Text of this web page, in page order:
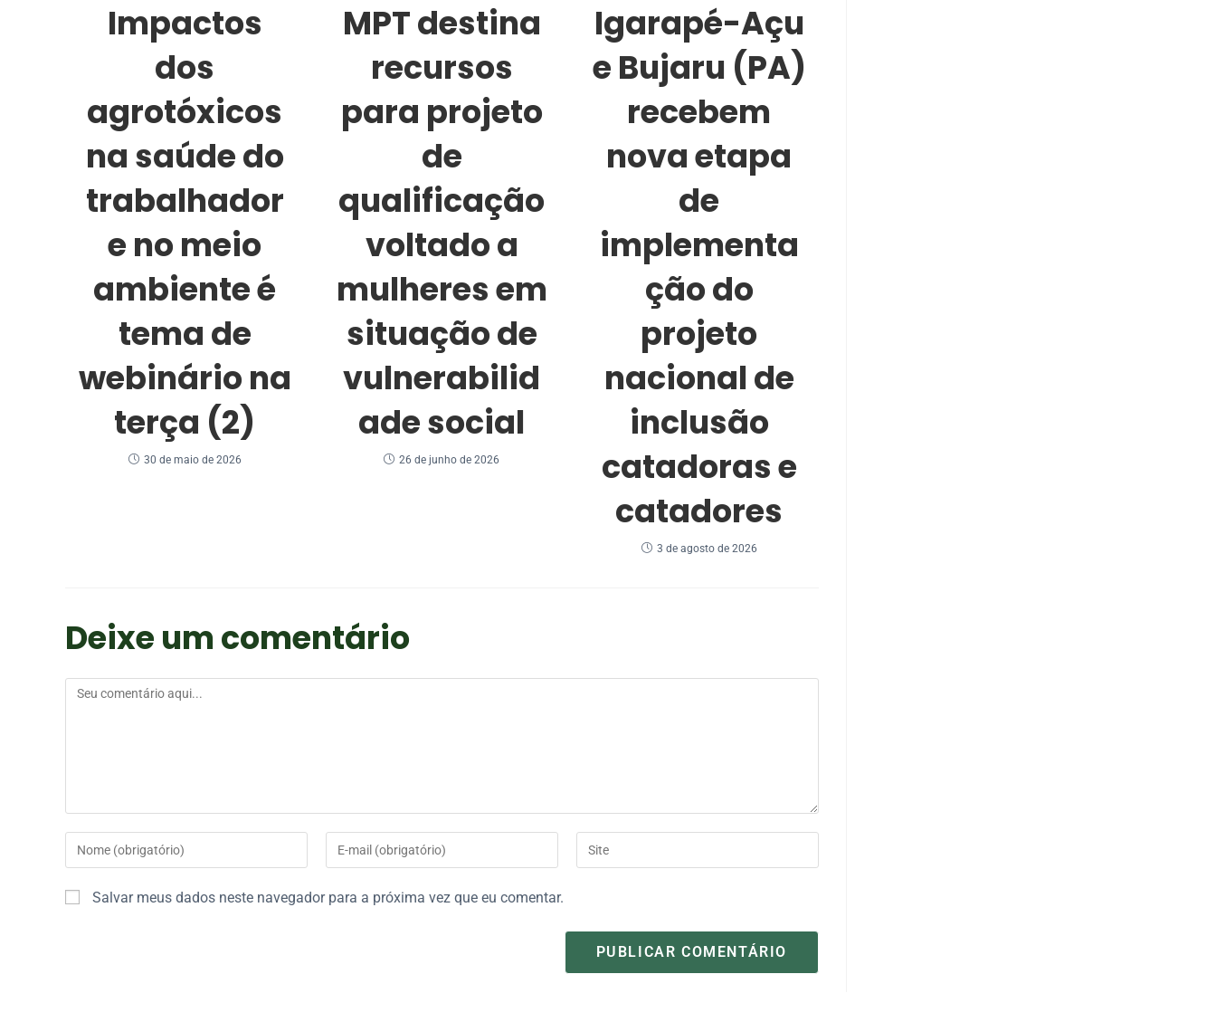
Impactos
dos
agrotóxicos
na saúde do
trabalhador
e no meio
ambiente é
tema de
webinário na
terça (2)
30 de maio de 2026
MPT destina
recursos
para projeto
de
qualificação
voltado a
mulheres em
situação de
vulnerabilid
ade social
26 de junho de 2026
Igarapé-Açu
e Bujaru (PA)
recebem
nova etapa
de
implementa
ção do
projeto
nacional de
inclusão
catadoras e
catadores
3 de agosto de 2026
Deixe um comentário
Salvar meus dados neste navegador para a próxima vez que eu comentar.